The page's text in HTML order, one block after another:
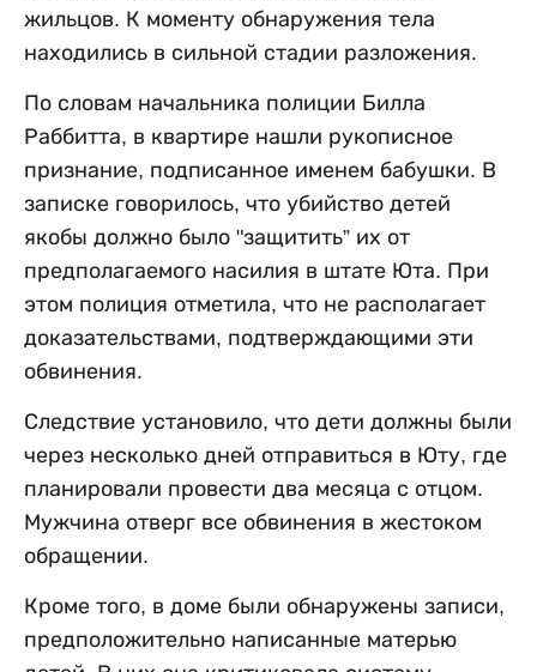
жильцов. К моменту обнаружения тела
находились в сильной стадии разложения.
По словам начальника полиции Билла
Раббитта, в квартире нашли рукописное
признание, подписанное именем бабушки. В
записке говорилось, что убийство детей
якобы должно было "защитить” их от
предполагаемого насилия в штате Юта. При
этом полиция отметила, что не располагает
доказательствами, подтверждающими эти
обвинения.
Следствие установило, что дети должны были
через несколько дней отправиться в Юту, где
планировали провести два месяца с отцом.
Мужчина отверг все обвинения в жестоком
обращении.
Кроме того, в доме были обнаружены записи,
предположительно написанные матерью